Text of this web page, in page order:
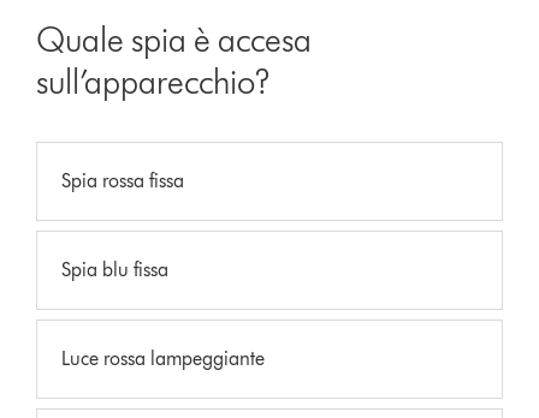
Quale spia è accesa
sull’apparecchio?
Spia rossa fissa
Spia blu fissa
Luce rossa lampeggiante